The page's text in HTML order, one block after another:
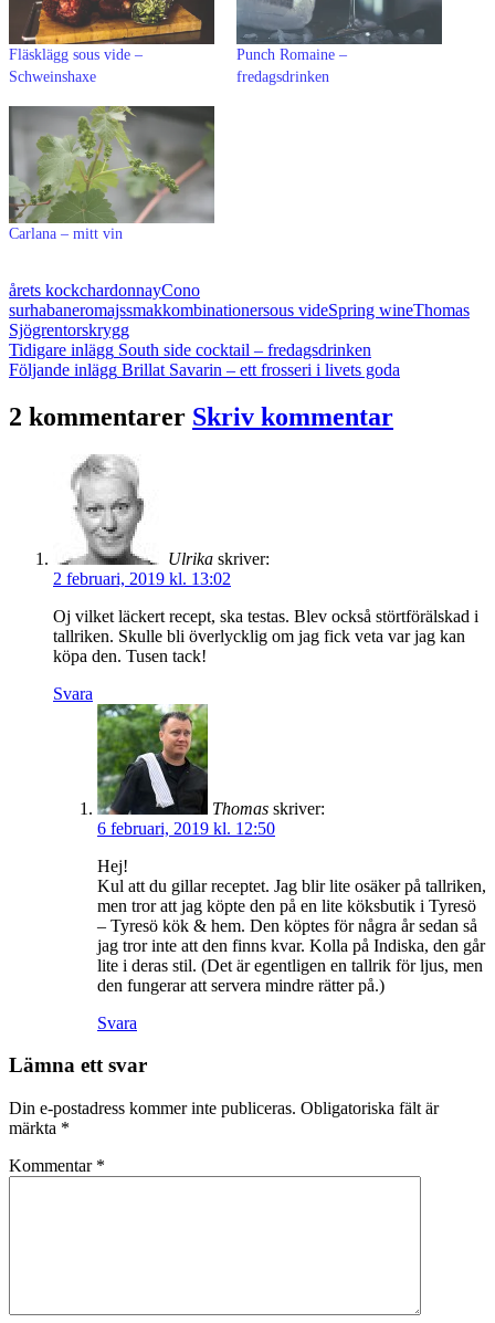
Fläsklägg sous vide –
Schweinshaxe
Punch Romaine –
fredagsdrinken
Carlana – mitt vin
årets kockchardonnayCono
surhabaneromajssmakkombinationersous videSpring wineThomas
Sjögrentorskrygg
Inläggsnavigering
Tidigare inlägg South side cocktail – fredagsdrinken
Följande inlägg Brillat Savarin – ett frosseri i livets goda
2 kommentarer Skriv kommentar
Ulrika skriver:
2 februari, 2019 kl. 13:02
Oj vilket läckert recept, ska testas. Blev också störtförälskad i
tallriken. Skulle bli överlycklig om jag fick veta var jag kan
köpa den. Tusen tack!
Svara
Thomas skriver:
6 februari, 2019 kl. 12:50
Hej!
Kul att du gillar receptet. Jag blir lite osäker på tallriken,
men tror att jag köpte den på en lite köksbutik i Tyresö
– Tyresö kök & hem. Den köptes för några år sedan så
jag tror inte att den finns kvar. Kolla på Indiska, den går
lite i deras stil. (Det är egentligen en tallrik för ljus, men
den fungerar att servera mindre rätter på.)
Svara
Lämna ett svar
Din e-postadress kommer inte publiceras. Obligatoriska fält är
märkta *
Kommentar *